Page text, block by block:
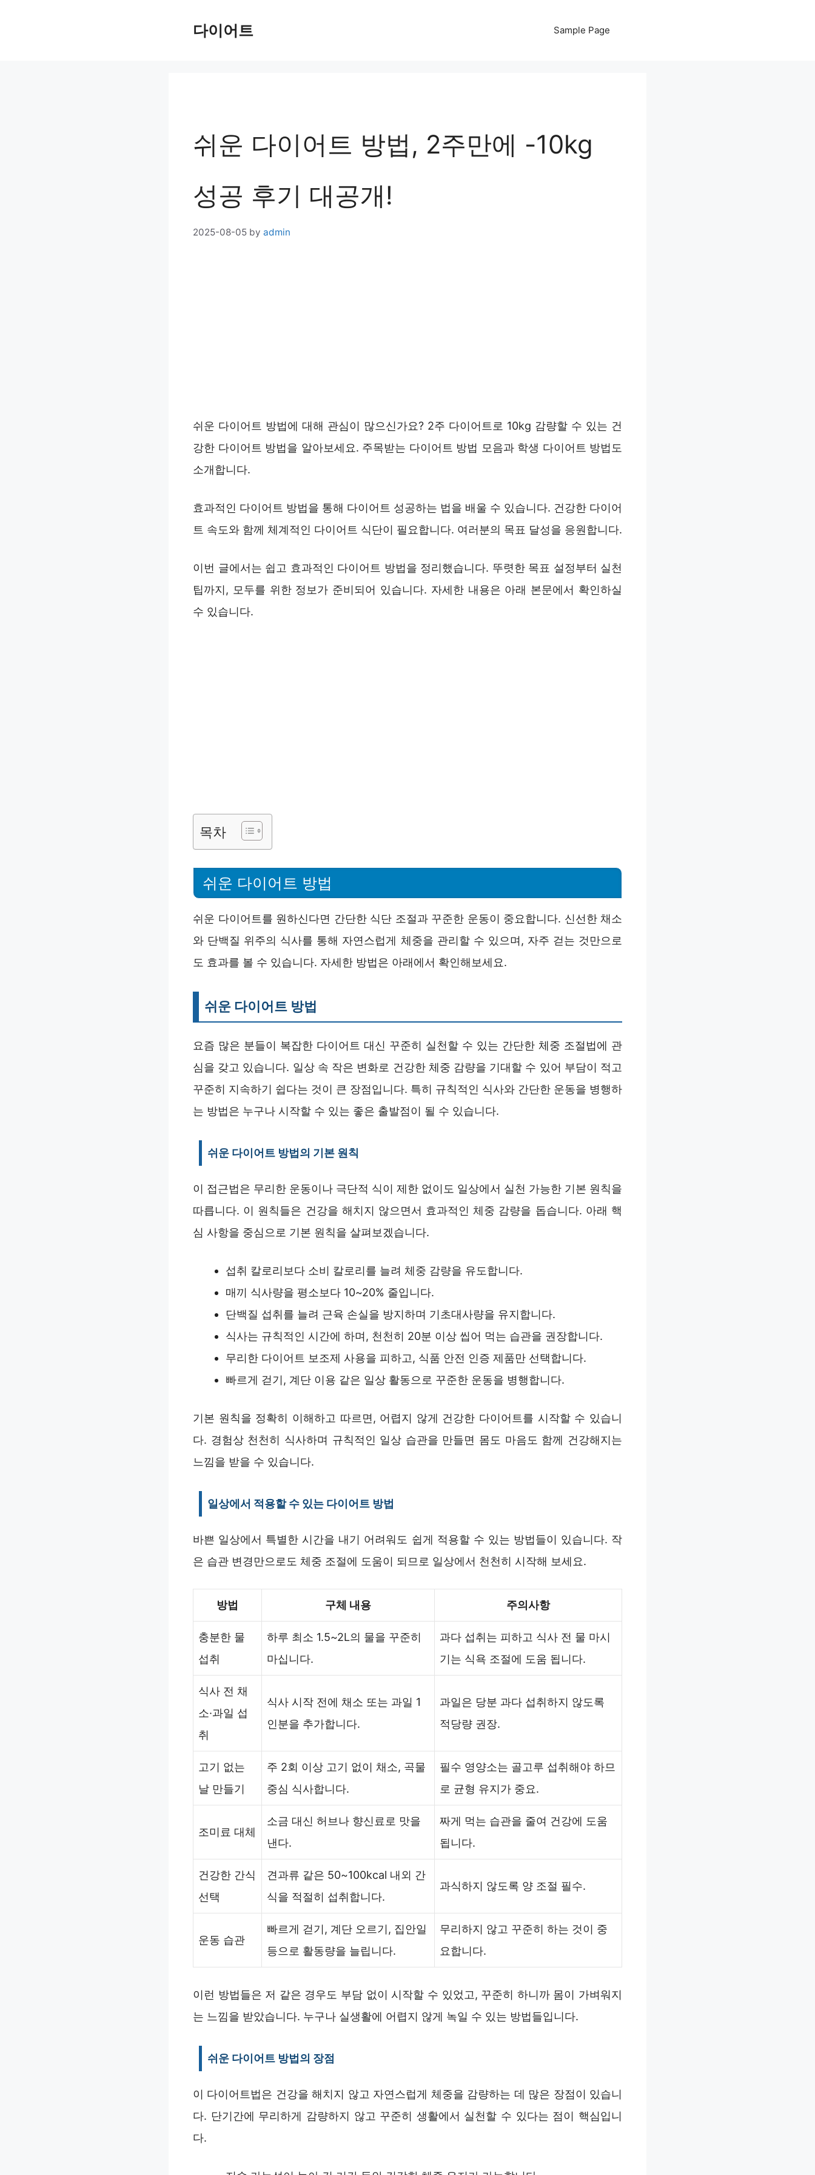
다이어트 Sample Page
쉬운 다이어트 방법, 2주만에 -10kg
성공 후기 대공개!
2025-08-05 by admin
쉬운 다이어트 방법에 대해 관심이 많으신가요? 2주 다이어트로 10kg 감량할 수 있는 건
강한 다이어트 방법을 알아보세요. 주목받는 다이어트 방법 모음과 학생 다이어트 방법도
소개합니다.
효과적인 다이어트 방법을 통해 다이어트 성공하는 법을 배울 수 있습니다. 건강한 다이어
트 속도와 함께 체계적인 다이어트 식단이 필요합니다. 여러분의 목표 달성을 응원합니다.
이번 글에서는 쉽고 효과적인 다이어트 방법을 정리했습니다. 뚜렷한 목표 설정부터 실천
팁까지, 모두를 위한 정보가 준비되어 있습니다. 자세한 내용은 아래 본문에서 확인하실
수 있습니다.
목차
쉬운 다이어트 방법
쉬운 다이어트를 원하신다면 간단한 식단 조절과 꾸준한 운동이 중요합니다. 신선한 채소
와 단백질 위주의 식사를 통해 자연스럽게 체중을 관리할 수 있으며, 자주 걷는 것만으로
도 효과를 볼 수 있습니다. 자세한 방법은 아래에서 확인해보세요.
쉬운 다이어트 방법
요즘 많은 분들이 복잡한 다이어트 대신 꾸준히 실천할 수 있는 간단한 체중 조절법에 관
심을 갖고 있습니다. 일상 속 작은 변화로 건강한 체중 감량을 기대할 수 있어 부담이 적고
꾸준히 지속하기 쉽다는 것이 큰 장점입니다. 특히 규칙적인 식사와 간단한 운동을 병행하
는 방법은 누구나 시작할 수 있는 좋은 출발점이 될 수 있습니다.
쉬운 다이어트 방법의 기본 원칙
이 접근법은 무리한 운동이나 극단적 식이 제한 없이도 일상에서 실천 가능한 기본 원칙을
따릅니다. 이 원칙들은 건강을 해치지 않으면서 효과적인 체중 감량을 돕습니다. 아래 핵
심 사항을 중심으로 기본 원칙을 살펴보겠습니다.
섭취 칼로리보다 소비 칼로리를 늘려 체중 감량을 유도합니다.
매끼 식사량을 평소보다 10~20% 줄입니다.
단백질 섭취를 늘려 근육 손실을 방지하며 기초대사량을 유지합니다.
식사는 규칙적인 시간에 하며, 천천히 20분 이상 씹어 먹는 습관을 권장합니다.
무리한 다이어트 보조제 사용을 피하고, 식품 안전 인증 제품만 선택합니다.
빠르게 걷기, 계단 이용 같은 일상 활동으로 꾸준한 운동을 병행합니다.
기본 원칙을 정확히 이해하고 따르면, 어렵지 않게 건강한 다이어트를 시작할 수 있습니
다. 경험상 천천히 식사하며 규칙적인 일상 습관을 만들면 몸도 마음도 함께 건강해지는
느낌을 받을 수 있습니다.
일상에서 적용할 수 있는 다이어트 방법
바쁜 일상에서 특별한 시간을 내기 어려워도 쉽게 적용할 수 있는 방법들이 있습니다. 작
은 습관 변경만으로도 체중 조절에 도움이 되므로 일상에서 천천히 시작해 보세요.
방법 구체 내용 주의사항
충분한 물
섭취
하루 최소 1.5~2L의 물을 꾸준히
마십니다.
과다 섭취는 피하고 식사 전 물 마시
기는 식욕 조절에 도움 됩니다.
식사 전 채
소·과일 섭
취
식사 시작 전에 채소 또는 과일 1
인분을 추가합니다.
과일은 당분 과다 섭취하지 않도록
적당량 권장.
고기 없는
날 만들기
주 2회 이상 고기 없이 채소, 곡물
중심 식사합니다.
필수 영양소는 골고루 섭취해야 하므
로 균형 유지가 중요.
조미료 대체
소금 대신 허브나 향신료로 맛을
낸다.
짜게 먹는 습관을 줄여 건강에 도움
됩니다.
건강한 간식
선택
견과류 같은 50~100kcal 내외 간
식을 적절히 섭취합니다.
과식하지 않도록 양 조절 필수.
운동 습관
빠르게 걷기, 계단 오르기, 집안일
등으로 활동량을 늘립니다.
무리하지 않고 꾸준히 하는 것이 중
요합니다.
이런 방법들은 저 같은 경우도 부담 없이 시작할 수 있었고, 꾸준히 하니까 몸이 가벼워지
는 느낌을 받았습니다. 누구나 실생활에 어렵지 않게 녹일 수 있는 방법들입니다.
쉬운 다이어트 방법의 장점
이 다이어트법은 건강을 해치지 않고 자연스럽게 체중을 감량하는 데 많은 장점이 있습니
다. 단기간에 무리하게 감량하지 않고 꾸준히 생활에서 실천할 수 있다는 점이 핵심입니
다.